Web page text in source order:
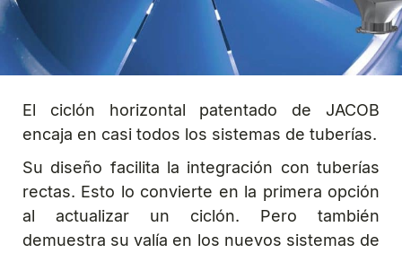
El ciclón horizontal patentado de JACOB
encaja en casi todos los sistemas de tuberías.
Su diseño facilita la integración con tuberías
rectas. Esto lo convierte en la primera opción
al actualizar un ciclón. Pero también
demuestra su valía en los nuevos sistemas de